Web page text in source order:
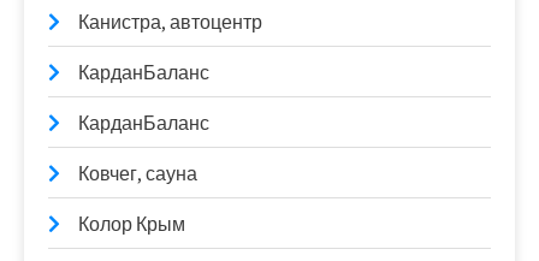
Канистра, автоцентр
КарданБаланс
КарданБаланс
Ковчег, сауна
Колор Крым